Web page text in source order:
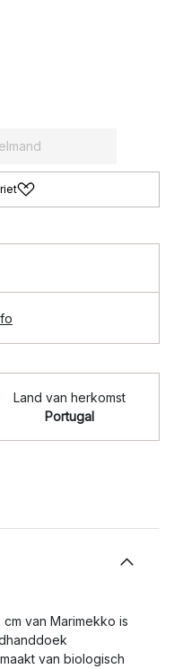
Land van herkomst
Portugal
van Marimekko is
van biologisch